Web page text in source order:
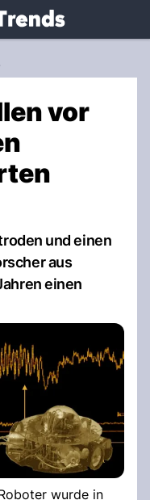
vor
und einen
aus
einen
wurde in